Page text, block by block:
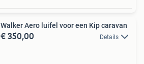
Walker Aero luifel voor een Kip caravan
€ 350,00 Details